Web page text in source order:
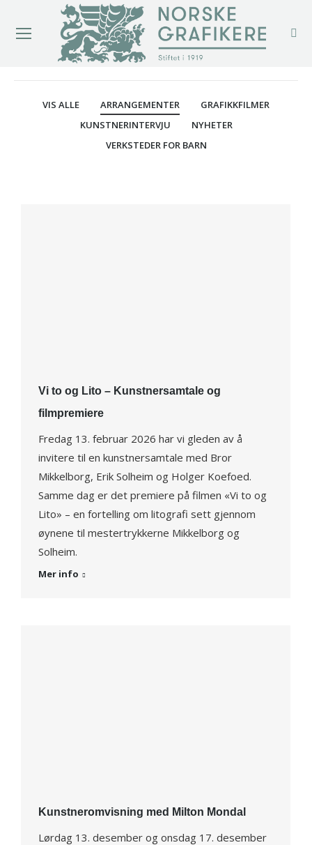
VIS ALLE ARRANGEMENTER
GRAFIKKFILMER
KUNSTNERINTERVJU
NYHETER
VERKSTEDER FOR BARN
Vi to og Lito – Kunstnersamtale og
filmpremiere
Fredag 13. februar 2026 har vi gleden av å
invitere til en kunstnersamtale med Bror
Mikkelborg, Erik Solheim og Holger Koefoed.
Samme dag er det premiere på filmen «Vi to og
Lito» – en fortelling om litografi sett gjennom
øynene til mestertrykkerne Mikkelborg og
Solheim.
Mer info
Kunstneromvisning med Milton Mondal
Lørdag 13. desember og onsdag 17. desember